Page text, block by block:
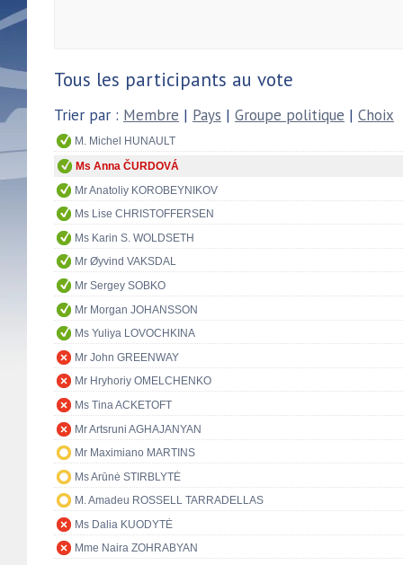
Tous les participants au vote
Trier par : Membre | Pays | Groupe politique | Choix
M. Michel HUNAULT
Ms Anna ČURDOVÁ
Mr Anatoliy KOROBEYNIKOV
Ms Lise CHRISTOFFERSEN
Ms Karin S. WOLDSETH
Mr Øyvind VAKSDAL
Mr Sergey SOBKO
Mr Morgan JOHANSSON
Ms Yuliya LOVOCHKINA
Mr John GREENWAY
Mr Hryhoriy OMELCHENKO
Ms Tina ACKETOFT
Mr Artsruni AGHAJANYAN
Mr Maximiano MARTINS
Ms Arūnė STIRBLYTĖ
M. Amadeu ROSSELL TARRADELLAS
Ms Dalia KUODYTĖ
Mme Naira ZOHRABYAN